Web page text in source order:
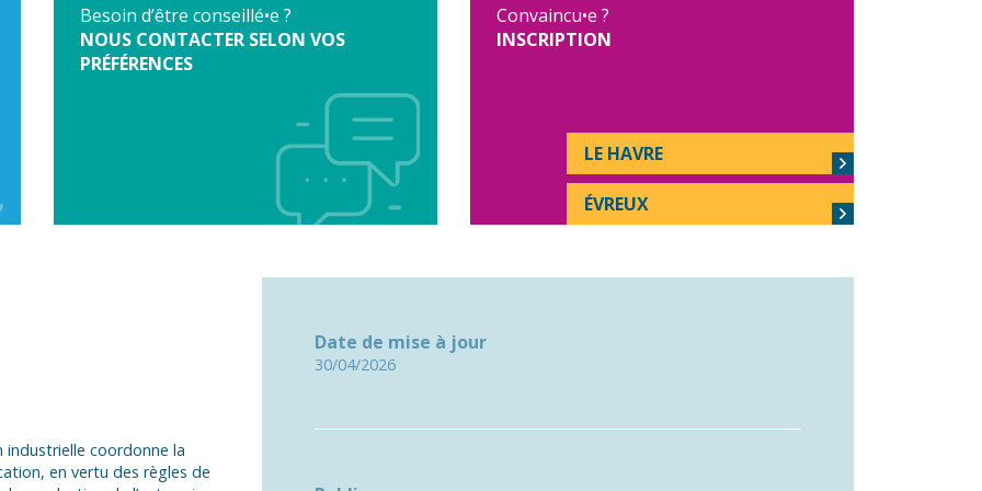
Besoin d’être conseillé•e ?
NOUS CONTACTER SELON VOS
PRÉFÉRENCES
Convaincu•e ?
INSCRIPTION
LE HAVRE
ÉVREUX
industrielle coordonne la
en vertu des règles de
Date de mise à jour
30/04/2026